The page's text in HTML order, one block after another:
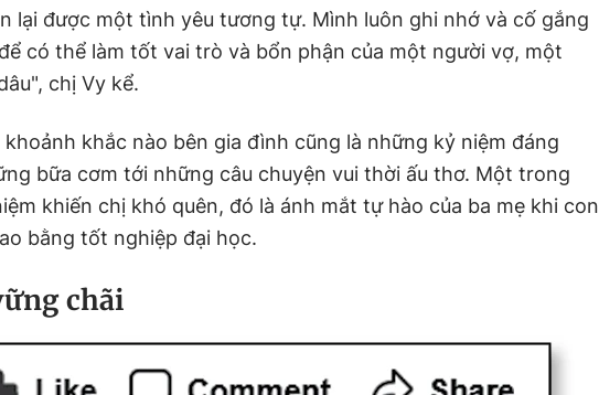
lại được một tình yêu tương tự. Mình luôn ghi nhớ và cố gắng
có thể làm tốt vai trò và bổn phận của một người vợ, một
chị Vy kể.
khắc nào bên gia đình cũng là những kỷ niệm đáng
bữa cơm tới những câu chuyện vui thời ấu thơ. Một trong
khiến chị khó quên, đó là ánh mắt tự hào của ba mẹ khi con
bằng tốt nghiệp đại học.
chãi